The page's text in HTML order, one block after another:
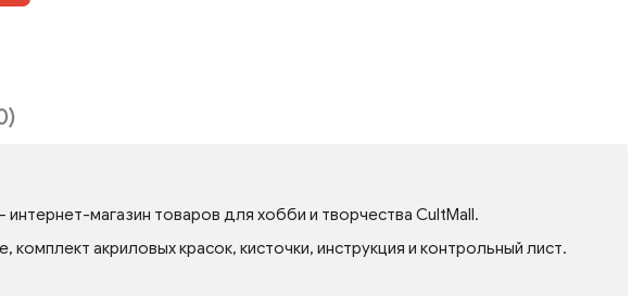
магазин товаров для хобби и творчества CultMall.
акриловых красок, кисточки, инструкция и контрольный лист.